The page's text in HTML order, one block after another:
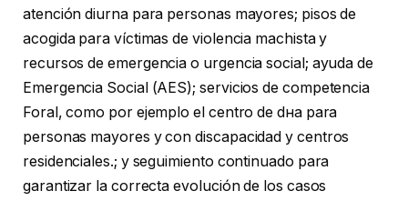
atención diurna para personas mayores; pisos de
acogida para víctimas de violencia machista y
recursos de emergencia o urgencia social; ayuda de
Emergencia Social (AES); servicios de competencia
Foral, como por ejemplo el centro de dнa para
personas mayores y con discapacidad y centros
residenciales.; y seguimiento continuado para
garantizar la correcta evolución de los casos